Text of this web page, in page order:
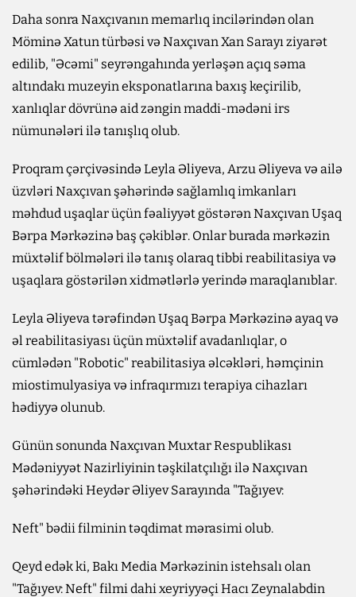
Daha sonra Naxçıvanın memarlıq incilərindən olan
Möminə Xatun türbəsi və Naxçıvan Xan Sarayı ziyarət
edilib, "Əcəmi" seyrəngahında yerləşən açıq səma
altındakı muzeyin eksponatlarına baxış keçirilib,
xanlıqlar dövrünə aid zəngin maddi-mədəni irs
nümunələri ilə tanışlıq olub.
Proqram çərçivəsində Leyla Əliyeva, Arzu Əliyeva və ailə
üzvləri Naxçıvan şəhərində sağlamlıq imkanları
məhdud uşaqlar üçün fəaliyyət göstərən Naxçıvan Uşaq
Bərpa Mərkəzinə baş çəkiblər. Onlar burada mərkəzin
müxtəlif bölmələri ilə tanış olaraq tibbi reabilitasiya və
uşaqlara göstərilən xidmətlərlə yerində maraqlanıblar.
Leyla Əliyeva tərəfindən Uşaq Bərpa Mərkəzinə ayaq və
əl reabilitasiyası üçün müxtəlif avadanlıqlar, o
cümlədən "Robotic" reabilitasiya əlcəkləri, həmçinin
miostimulyasiya və infraqırmızı terapiya cihazları
hədiyyə olunub.
Günün sonunda Naxçıvan Muxtar Respublikası
Mədəniyyət Nazirliyinin təşkilatçılığı ilə Naxçıvan
şəhərindəki Heydər Əliyev Sarayında "Tağıyev:
Neft" bədii filminin təqdimat mərasimi olub.
Qeyd edək ki, Bakı Media Mərkəzinin istehsalı olan
"Tağıyev: Neft" filmi dahi xeyriyyəçi Hacı Zeynalabdin